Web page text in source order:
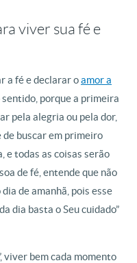
viver sua fé e
a fé e declarar oamor a
sentido, porque a primeira
pela alegria ou pela dor,
de buscar em primeiro
e todas as coisas serão
de fé, entende que não
de amanhã, pois esse
dia basta o Seu cuidado”
viver bem cada momento